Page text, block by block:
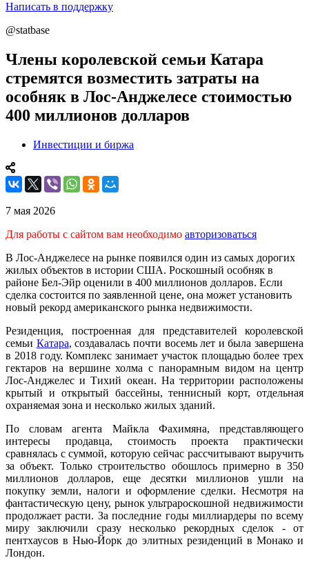
Написать в поддержку
@statbase
Члены королевской семьи Катара
стремятся возместить затраты на
особняк в Лос-Анджелесе стоимостью
400 миллионов долларов
Инвестиции и биржа
7 мая 2026
Для работы с сайтом вам необходимо авторизоваться
В Лос-Анджелесе на рынке появился один из самых дорогих
жилых объектов в истории США. Роскошный особняк в
районе Бел-Эйр оценили в 400 миллионов долларов. Если
сделка состоится по заявленной цене, она может установить
новый рекорд американского рынка недвижимости.
Резиденция, построенная для представителей королевской
семьи Катара, создавалась почти восемь лет и была завершена
в 2018 году. Комплекс занимает участок площадью более трех
гектаров на вершине холма с панорамным видом на центр
Лос-Анджелес и Тихий океан. На территории расположены
крытый и открытый бассейны, теннисный корт, отдельная
охраняемая зона и несколько жилых зданий.
По словам агента Майкла Фахимяна, представляющего
интересы продавца, стоимость проекта практически
сравнялась с суммой, которую сейчас рассчитывают выручить
за объект. Только строительство обошлось примерно в 350
миллионов долларов, еще десятки миллионов ушли на
покупку земли, налоги и оформление сделки. Несмотря на
фантастическую цену, рынок ультрароскошной недвижимости
продолжает расти. За последние годы миллиардеры по всему
миру заключили сразу несколько рекордных сделок - от
пентхаусов в Нью-Йорк до элитных резиденций в Монако и
Лондон.